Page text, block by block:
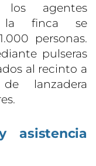
los agentes
la finca se
personas.
pulseras
al recinto a
lanzadera
asistencia